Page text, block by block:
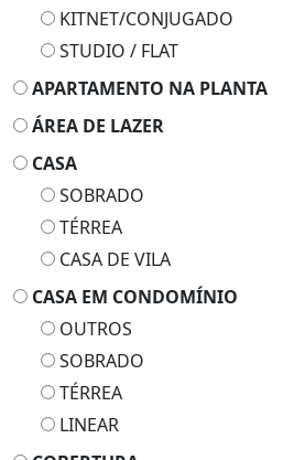
KITNET/CONJUGADO
STUDIO / FLAT
APARTAMENTO NA PLANTA
ÁREA DE LAZER
CASA
SOBRADO
TÉRREA
CASA DE VILA
CASA EM CONDOMÍNIO
OUTROS
SOBRADO
TÉRREA
LINEAR